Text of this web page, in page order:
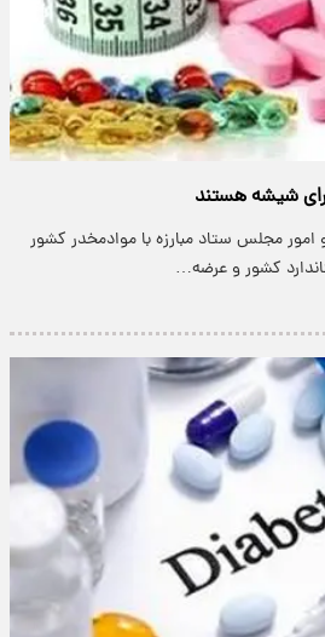
شیشه هستند
مجلس ستاد مبارزه با موادمخدر کشور
کشور و عرضه…